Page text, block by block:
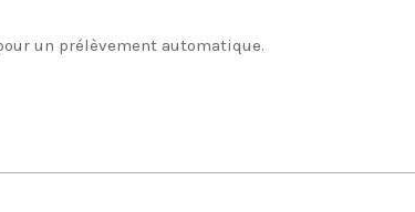
un prélèvement automatique.